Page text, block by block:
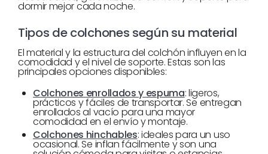
dormir mejor cada noche.
Tipos de colchones según su material
El material y la estructura del colchón influyen en la
comodidad y el nivel de soporte. Estas son las
principales opciones disponibles:
Colchones enrollados y espuma: ligeros,
prácticos y fáciles de transportar. Se entregan
enrollados al vacío para una mayor
comodidad en el envío y montaje.
Colchones hinchables: ideales para un uso
ocasional. Se inflan fácilmente y son una